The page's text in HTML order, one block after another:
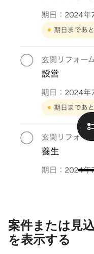
案件または見
を表示する